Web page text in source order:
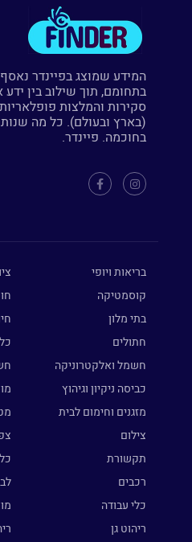
המידע שמוצג בפיינדר
בתחומם, תוך שילוב בין
סקירות והמלצות
(בארץ ובעולם). כל מה
בחוכמה. פיינדר.
בריאות ויופי
קוסמטיקה
בתי מלון
חתולים
חשמל ואלקטרוניקה
כביסה ניקיון וגיהוץ
מזגנים וחימום לבית
צילום
תקשורת
רכבים
כלי עבודה
ריהוט גן